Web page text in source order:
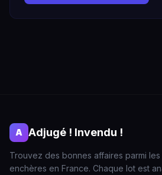
A Adjugé ! Invendu !
Trouvez des bonnes affaires parmi
enchères en France. Chaque lot est